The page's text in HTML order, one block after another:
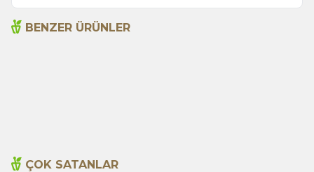
BENZER ÜRÜNLER
ÇOK SATANLAR